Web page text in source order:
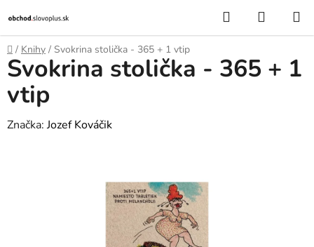
na
obsah
Hľadať
KOŠÍK
Domov
/ Knihy / Svokrina stolička - 365 + 1 vtip
Svokrina stolička - 365 + 1
vtip
Značka:Jozef Kováčik